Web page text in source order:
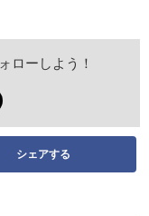
ローしよう！
シェアする